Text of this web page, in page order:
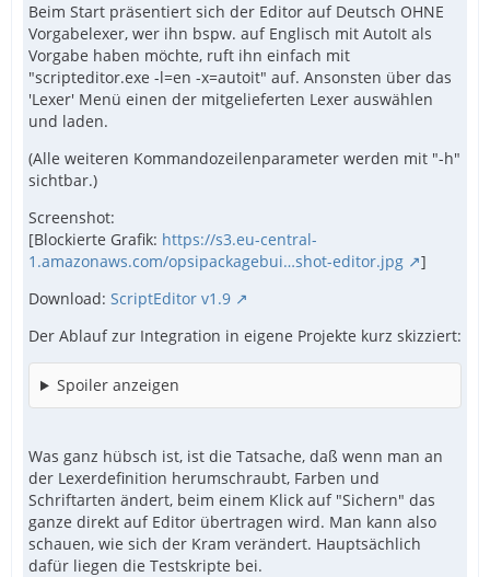
Beim Start präsentiert sich der Editor auf Deutsch OHNE
Vorgabelexer, wer ihn bspw. auf Englisch mit AutoIt als
Vorgabe haben möchte, ruft ihn einfach mit
"scripteditor.exe -l=en -x=autoit" auf. Ansonsten über das
'Lexer' Menü einen der mitgelieferten Lexer auswählen
und laden.
(Alle weiteren Kommandozeilenparameter werden mit "-h"
sichtbar.)
Screenshot:
[Blockierte Grafik: https://s3.eu-central-
1.amazonaws.com/opsipackagebui…shot-editor.jpg
]
Download: ScriptEditor v1.9
Der Ablauf zur Integration in eigene Projekte kurz skizziert:
Spoiler anzeigen
Was ganz hübsch ist, ist die Tatsache, daß wenn man an
der Lexerdefinition herumschraubt, Farben und
Schriftarten ändert, beim einem Klick auf "Sichern" das
ganze direkt auf Editor übertragen wird. Man kann also
schauen, wie sich der Kram verändert. Hauptsächlich
dafür liegen die Testskripte bei.